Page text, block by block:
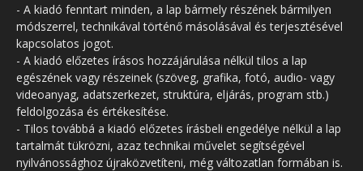
- A kiadó fenntart minden, a lap bármely részének bármilyen
módszerrel, technikával történő másolásával és terjesztésével
kapcsolatos jogot.
- A kiadó előzetes írásos hozzájárulása nélkül tilos a lap
egészének vagy részeinek (szöveg, grafika, fotó, audio- vagy
videoanyag, adatszerkezet, struktúra, eljárás, program stb.)
feldolgozása és értékesítése.
- Tilos továbbá a kiadó előzetes írásbeli engedélye nélkül a lap
tartalmát tükrözni, azaz technikai művelet segítségével
nyilvánossághoz újraközvetíteni, még változatlan formában is.